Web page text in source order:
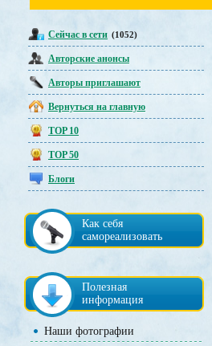
Сейчас в сети (1052)
Авторские анонсы
Авторы приглашают
Вернуться на главную
TOP 10
TOP 50
Блоги
Как себя
самореализовать
Полезная
информация
Наши фотографии